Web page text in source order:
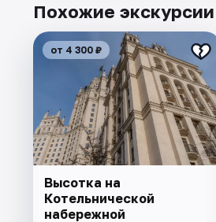
Похожие экскурсии
от 4 300 ₽
Высотка на
Котельнической
набережной